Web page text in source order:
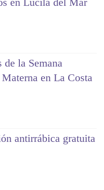
la Semana
en La Costa
antirrábica gratuita